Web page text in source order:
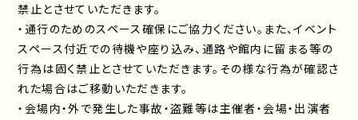
禁止とさせていただきます。
・通行のためのスペース確保にご協力ください。また、イベント
スペース付近での待機や座り込み、通路や館内に留まる等の
行為は固く禁止とさせていただきます。その様な行為が確認さ
れた場合はご移動いただきます。
・会場内・外で発生した事故・盗難等は主催者・会場・出演者